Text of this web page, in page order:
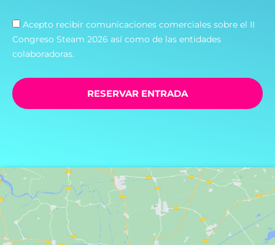
Acepto recibir comunicaciones comerciales sobre el II
Congreso Steam 2026 así como de las entidades
colaboradoras.
RESERVAR ENTRADA